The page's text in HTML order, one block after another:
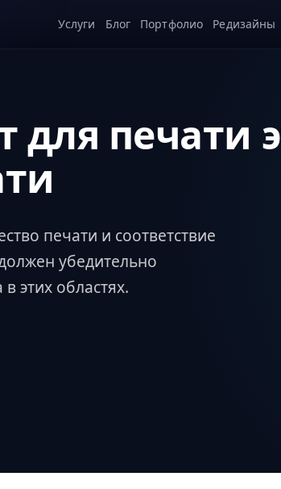
Услуги Блог Портфолио Редизайны
для печати
печати и соответствие
убедительно
этих областях.